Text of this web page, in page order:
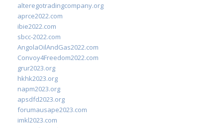
alteregotradingcompany.org
aprce2022.com
ibie2022.com
sbcc-2022.com
AngolaOilAndGas2022.com
Convoy4Freedom2022.com
grur2023.org
hkhk2023.org
napm2023.org
apsdfd2023.org
forumausape2023.com
imkl2023.com